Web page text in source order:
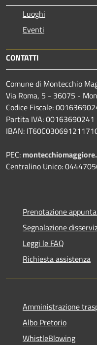
Luoghi
Eventi
CONTATTI
Comune di Montecchio
Via Roma, 5 - 36075 -
Codice Fiscale:
Partita IVA: 00163690241
IBAN:
PEC:
Centralino Unico:
Prenotazione
Segnalazione
Leggi le FAQ
Richiesta assistenza
Amministrazione
Albo Pretorio
WhistleBlowing